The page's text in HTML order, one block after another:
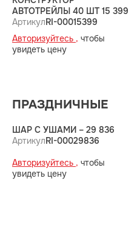
АВТОТРЕЙЛЫ 40 ШТ 15 399
АртикулRI-00015399
Авторизуйтесь , чтобы
увидеть цену
ПРАЗДНИЧНЫЕ
ШАР С УШАМИ – 29 836
АртикулRI-00029836
Авторизуйтесь , чтобы
увидеть цену